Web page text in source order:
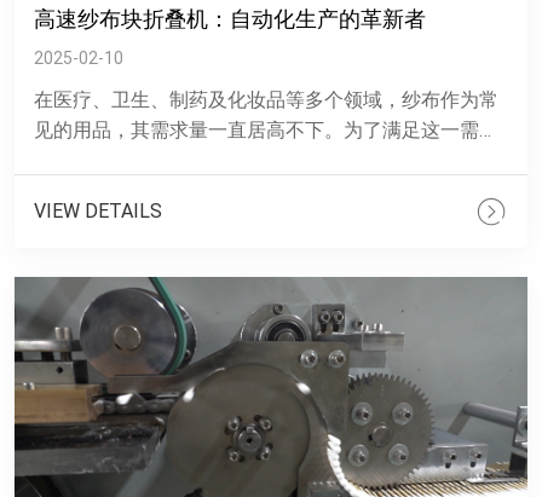
高速纱布块折叠机：自动化生产的革新者
2025-02-10
在医疗、卫生、制药及化妆品等多个领域，纱布作为常
见的用品，其需求量一直居高不下。为了满足这一需
VIEW DETAILS